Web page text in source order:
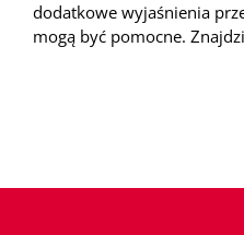
dodatkowe wyjaśnienia
mogą być pomocne.